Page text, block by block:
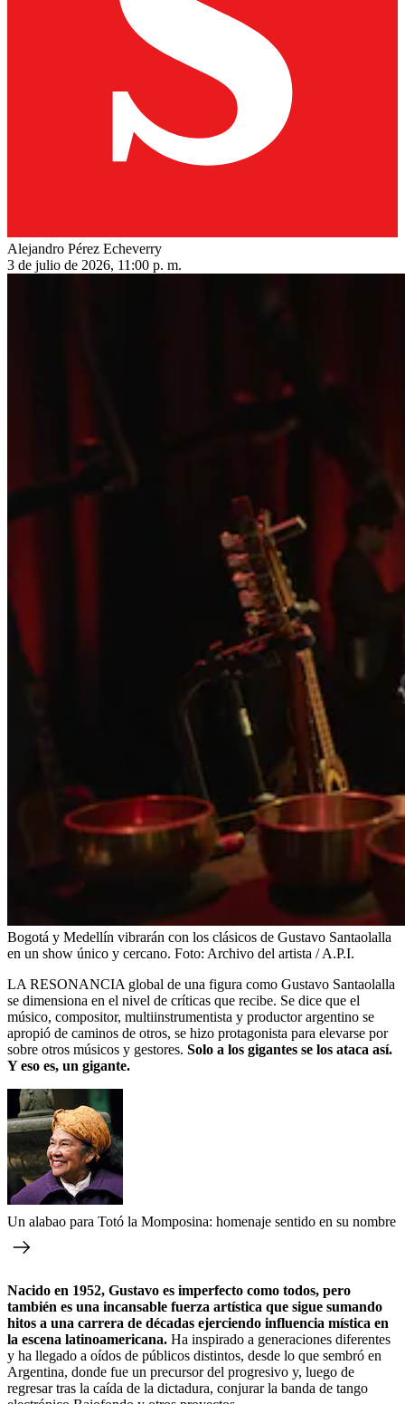
Alejandro Pérez Echeverry
3 de julio de 2026, 11:00 p. m.
Bogotá y Medellín vibrarán con los clásicos de Gustavo Santaolalla
en un show único y cercano. Foto: Archivo del artista / A.P.I.
LA RESONANCIA global de una figura como Gustavo Santaolalla
se dimensiona en el nivel de críticas que recibe. Se dice que el
músico, compositor, multiinstrumentista y productor argentino se
apropió de caminos de otros, se hizo protagonista para elevarse por
sobre otros músicos y gestores. Solo a los gigantes se los ataca así.
Y eso es, un gigante.
Un alabao para Totó la Momposina: homenaje sentido en su nombre
Nacido en 1952, Gustavo es imperfecto como todos, pero
también es una incansable fuerza artística que sigue sumando
hitos a una carrera de décadas ejerciendo influencia mística en
la escena latinoamericana. Ha inspirado a generaciones diferentes
y ha llegado a oídos de públicos distintos, desde lo que sembró en
Argentina, donde fue un precursor del progresivo y, luego de
regresar tras la caída de la dictadura, conjurar la banda de tango